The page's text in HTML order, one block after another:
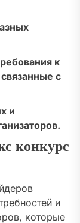
к
с
и
конкурс
и
которые